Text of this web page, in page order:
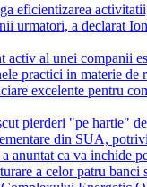
eficientizarea
urmatori, a declarat
activ al unei companii
practici in materie de
excelente pentru
pierderi "pe hartie"
din SUA,
ca va inchide
a celor patru